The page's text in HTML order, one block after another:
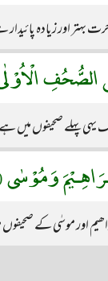
بہتر اور زیادہ
الصُّحُفِ
پہلے صحیفوں میں
وَمُوْسٰى
اور موسٰی کے